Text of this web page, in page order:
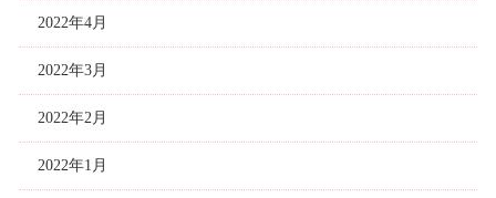
2022年4月
2022年3月
2022年2月
2022年1月